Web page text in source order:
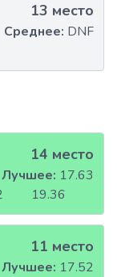
13 место
Среднее: DNF
14 место
19.36
Лучшее: 17.63
11 место
Лучшее: 17.52